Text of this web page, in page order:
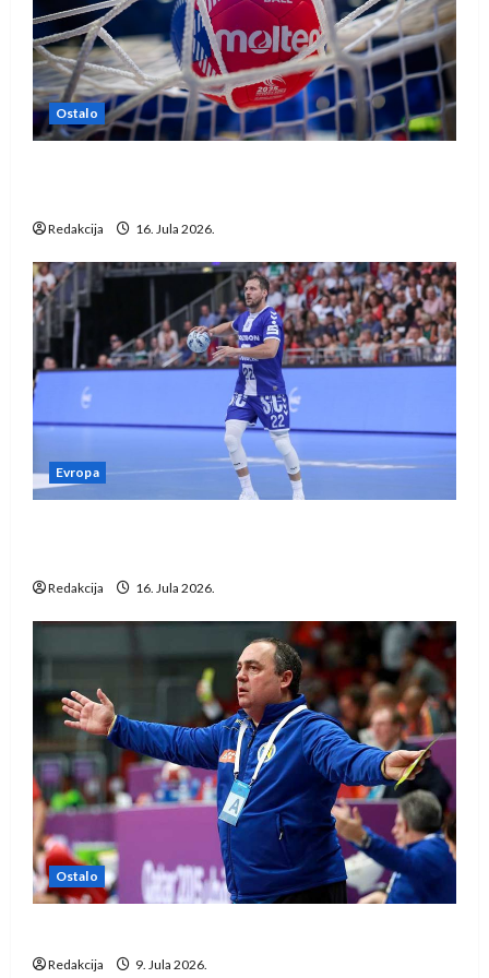
Ostalo
Redakcija 16. Jula 2026.
Evropa
Redakcija 16. Jula 2026.
Ostalo
Redakcija 9. Jula 2026.